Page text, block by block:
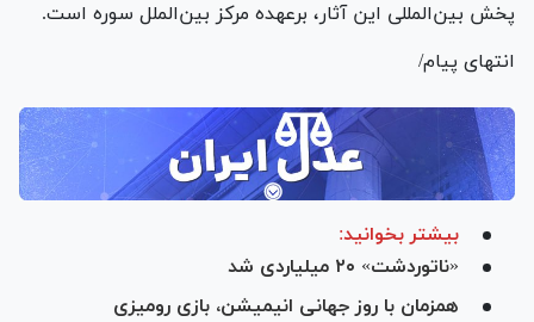
پخش بین‌المللی این آثار، برعهده مرکز بین‌الملل سوره است.
انتهای پیام/
بیشتر بخوانید:
«ناتوردشت» ۲۰ میلیاردی شد
همزمان با روز جهانی انیمیشن، بازی رومیزی